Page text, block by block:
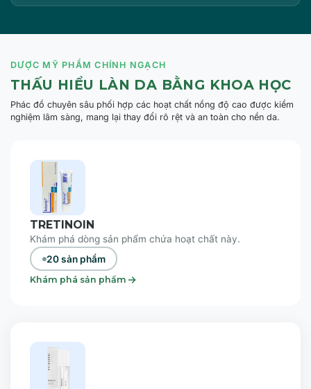
DƯỢC MỸ PHẨM CHÍNH NGẠCH
THẤU HIỂU LÀN DA BẰNG KHOA HỌC
Phác đồ chuyên sâu phối hợp các hoạt chất nồng độ cao được kiểm
nghiệm lâm sàng, mang lại thay đổi rõ rệt và an toàn cho nền da.
TRETINOIN
Khám phá dòng sản phẩm chứa hoạt chất này.
20 sản phẩm
Khám phá sản phẩm